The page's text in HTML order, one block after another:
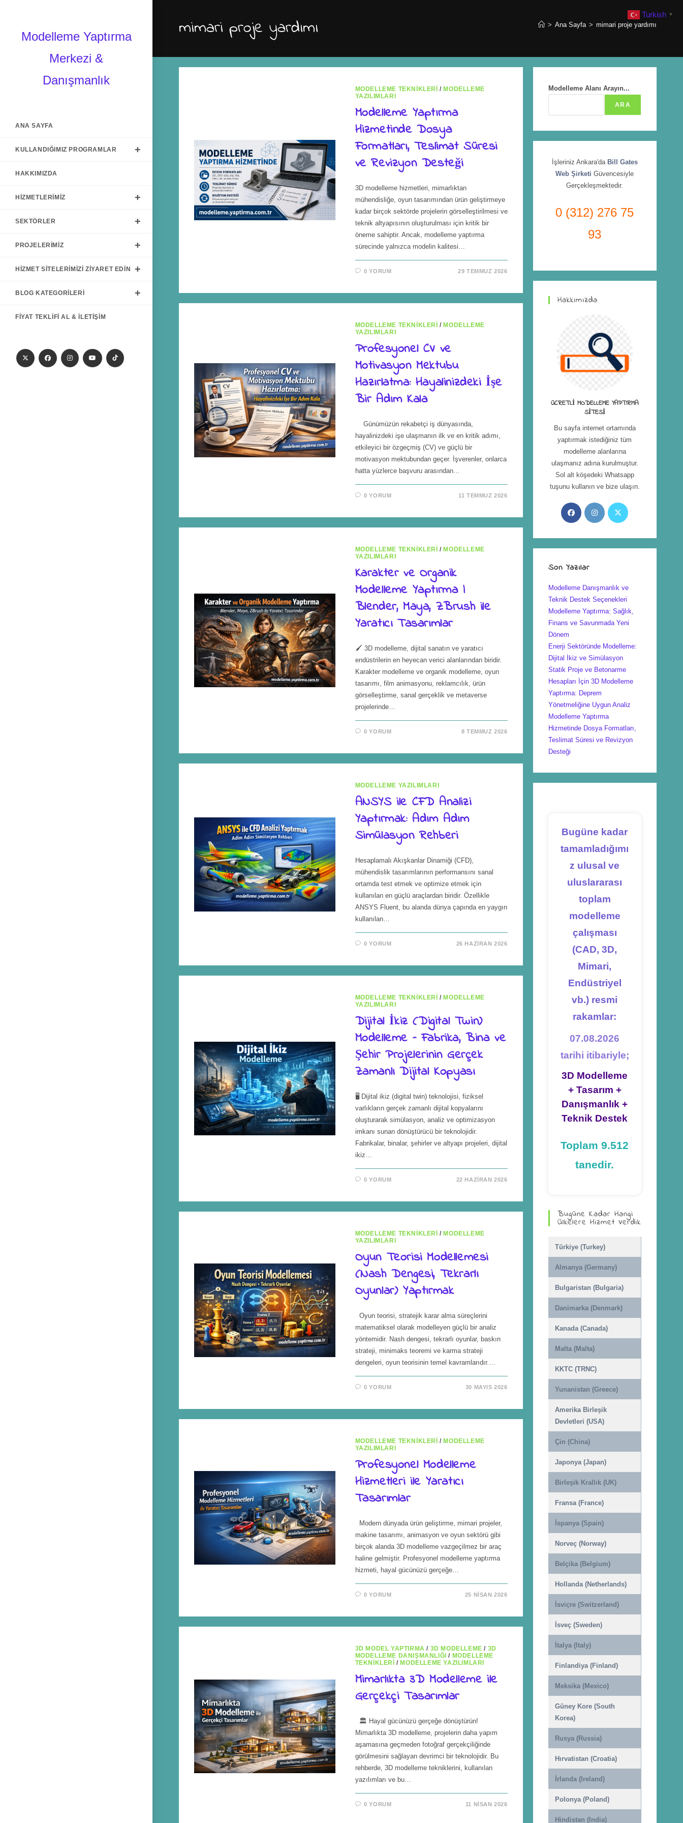
Modelleme Yaptırma
Merkezi &
Danışmanlık
ANA SAYFA
KULLANDIĞIMIZ PROGRAMLAR
HAKKIMIZDA
HIZMETLERIMIZ
SEKTÖRLER
PROJELERIMIZ
HIZMET SITELERIMIZI ZIYARET EDIN
BLOG KATEGORILERI
FIYAT TEKLIFI AL & İLETIŞIM
mimari proje yardımı > Ana Sayfa > mimari proje yardımı
MODELLEME TEKNIKLERI / MODELLEME
YAZILIMLARI
Modelleme Yaptırma
Hizmetinde Dosya
Formatları, Teslimat Süresi
ve Revizyon Desteği
3D modelleme hizmetleri, mimarlıktan
mühendisliğe, oyun tasarımından ürün geliştirmeye
kadar birçok sektörde projelerin görselleştirilmesi ve
teknik altyapısının oluşturulması için kritik bir
öneme sahiptir. Ancak, modelleme yaptırma
sürecinde yalnızca modelin kalitesi…
0 YORUM 29 TEMMUZ 2026
MODELLEME TEKNIKLERI / MODELLEME
YAZILIMLARI
Profesyonel CV ve
Motivasyon Mektubu
Hazırlatma: Hayalinizdeki İşe
Bir Adım Kala
Günümüzün rekabetçi iş dünyasında,
hayalinizdeki işe ulaşmanın ilk ve en kritik adımı,
etkileyici bir özgeçmiş (CV) ve güçlü bir
motivasyon mektubundan geçer. İşverenler, onlarca
hatta yüzlerce başvuru arasından…
0 YORUM 11 TEMMUZ 2026
MODELLEME TEKNIKLERI / MODELLEME
YAZILIMLARI
Karakter ve Organik
Modelleme Yaptırma |
Blender, Maya, ZBrush ile
Yaratıcı Tasarımlar
🖌️ 3D modelleme, dijital sanatın ve yaratıcı
endüstrilerin en heyecan verici alanlarından biridir.
Karakter modelleme ve organik modelleme, oyun
tasarımı, film animasyonu, reklamcılık, ürün
görselleştirme, sanal gerçeklik ve metaverse
projelerinde…
0 YORUM 8 TEMMUZ 2026
MODELLEME YAZILIMLARI
ANSYS ile CFD Analizi
Yaptırmak: Adım Adım
Simülasyon Rehberi
Hesaplamalı Akışkanlar Dinamiği (CFD),
mühendislik tasarımlarının performansını sanal
ortamda test etmek ve optimize etmek için
kullanılan en güçlü araçlardan biridir. Özellikle
ANSYS Fluent, bu alanda dünya çapında en yaygın
kullanılan…
0 YORUM 26 HAZIRAN 2026
MODELLEME TEKNIKLERI / MODELLEME
YAZILIMLARI
Dijital İkiz (Digital Twin)
Modelleme – Fabrika, Bina ve
Şehir Projelerinin Gerçek
Zamanlı Dijital Kopyası
🖥️ Dijital ikiz (digital twin) teknolojisi, fiziksel
varlıkların gerçek zamanlı dijital kopyalarını
oluşturarak simülasyon, analiz ve optimizasyon
imkanı sunan dönüştürücü bir teknolojidir.
Fabrikalar, binalar, şehirler ve altyapı projeleri, dijital
ikiz…
0 YORUM 22 HAZIRAN 2026
MODELLEME TEKNIKLERI / MODELLEME
YAZILIMLARI
Oyun Teorisi Modellemesi
(Nash Dengesi, Tekrarlı
Oyunlar) Yaptırmak
Oyun teorisi, stratejik karar alma süreçlerini
matematiksel olarak modelleyen güçlü bir analiz
yöntemidir. Nash dengesi, tekrarlı oyunlar, baskın
strateji, minimaks teoremi ve karma strateji
dengeleri, oyun teorisinin temel kavramlarıdır.…
0 YORUM 30 MAYIS 2026
MODELLEME TEKNIKLERI / MODELLEME
YAZILIMLARI
Profesyonel Modelleme
Hizmetleri ile Yaratıcı
Tasarımlar
Modern dünyada ürün geliştirme, mimari projeler,
makine tasarımı, animasyon ve oyun sektörü gibi
birçok alanda 3D modelleme vazgeçilmez bir araç
haline gelmiştir. Profesyonel modelleme yaptırma
hizmeti, hayal gücünüzü gerçeğe…
0 YORUM 25 NISAN 2026
3D MODEL YAPTIRMA / 3D MODELLEME / 3D
MODELLEME DANIŞMANLIĞI / MODELLEME
TEKNIKLERI / MODELLEME YAZILIMLARI
Mimarlıkta 3D Modelleme ile
Gerçekçi Tasarımlar
🏛️ Hayal gücünüzü gerçeğe dönüştürün!
Mimarlıkta 3D modelleme, projelerin daha yapım
aşamasına geçmeden fotoğraf gerçekçiliğinde
görülmesini sağlayan devrimci bir teknolojidir. Bu
rehberde, 3D modelleme tekniklerini, kullanılan
yazılımları ve bu…
0 YORUM 11 NISAN 2026
Modelleme Alanı Arayın...
ARA
İşleriniz Ankara'da Bill Gates
Web ŞirketiGüvencesiyle
Gerçekleşmektedir.
0 (312) 276 75
93
Hakkımızda
ÜCRETLI MODELLEME YAPTIRMA
SITESI
Bu sayfa internet ortamında
yaptırmak istediğiniz tüm
modelleme alanlarına
ulaşmanız adına kurulmuştur.
Sol alt köşedeki Whatsapp
tuşunu kullanın ve bize ulaşın.
Son Yazılar
Modelleme Danışmanlık ve
Teknik Destek Seçenekleri
Modelleme Yaptırma: Sağlık,
Finans ve Savunmada Yeni
Dönem
Enerji Sektöründe Modelleme:
Dijital İkiz ve Simülasyon
Statik Proje ve Betonarme
Hesapları İçin 3D Modelleme
Yaptırma: Deprem
Yönetmeliğine Uygun Analiz
Modelleme Yaptırma
Hizmetinde Dosya Formatları,
Teslimat Süresi ve Revizyon
Desteği
Bugüne kadar
tamamladığımı
z ulusal ve
uluslararası
toplam
modelleme
çalışması
(CAD, 3D,
Mimari,
Endüstriyel
vb.) resmi
rakamlar:
07.08.2026
tarihi itibariyle;
3D Modelleme
+ Tasarım +
Danışmanlık +
Teknik Destek
Toplam 9.512
tanedir.
Bugüne Kadar Hangi
Ülkelere Hizmet Verdik
Türkiye (Turkey)
Almanya (Germany)
Bulgaristan (Bulgaria)
Danimarka (Denmark)
Kanada (Canada)
Malta (Malta)
KKTC (TRNC)
Yunanistan (Greece)
Amerika Birleşik
Devletleri (USA)
Çin (China)
Japonya (Japan)
Birleşik Krallık (UK)
Fransa (France)
İspanya (Spain)
Norveç (Norway)
Belçika (Belgium)
Hollanda (Netherlands)
İsviçre (Switzerland)
İsveç (Sweden)
İtalya (Italy)
Finlandiya (Finland)
Meksika (Mexico)
Güney Kore (South
Korea)
Rusya (Russia)
Hırvatistan (Croatia)
İrlanda (Ireland)
Polonya (Poland)
Hindistan (India)
Turkish ▼